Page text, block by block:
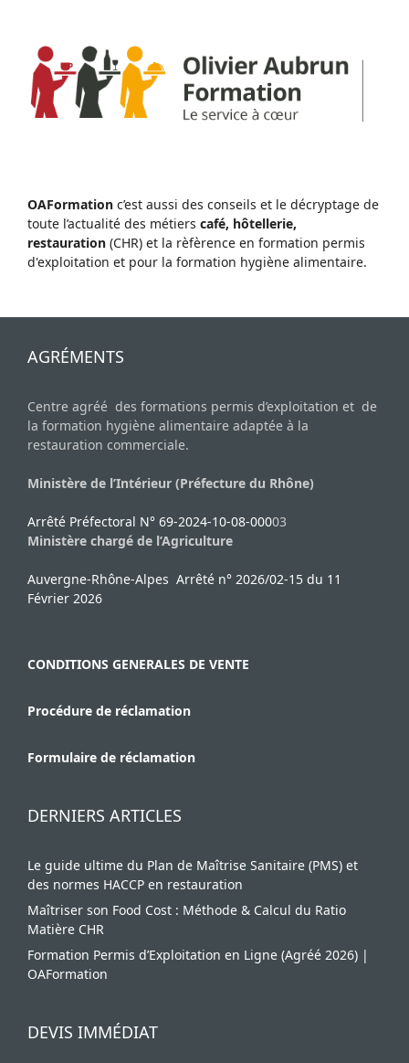
OAFormation c’est aussi des conseils et le décryptage de
toute l’actualité des métiers café, hôtellerie,
restauration (CHR) et la rèfèrence en formation permis
d'exploitation et pour la formation hygiène alimentaire.
AGRÉMENTS
Centre agréé des formations permis d’exploitation et de
la formation hygiène alimentaire adaptée à la
restauration commerciale.
Ministère de l’Intérieur (Préfecture du Rhône)
Arrêté Préfectoral N° 69-2024-10-08-00003
Ministère chargé de l’Agriculture
Auvergne-Rhône-Alpes Arrêté n° 2026/02-15 du 11
Février 2026
CONDITIONS GENERALES DE VENTE
Procédure de réclamation
Formulaire de réclamation
DERNIERS ARTICLES
Le guide ultime du Plan de Maîtrise Sanitaire (PMS) et
des normes HACCP en restauration
Maîtriser son Food Cost : Méthode & Calcul du Ratio
Matière CHR
Formation Permis d’Exploitation en Ligne (Agréé 2026) |
OAFormation
DEVIS IMMÉDIAT